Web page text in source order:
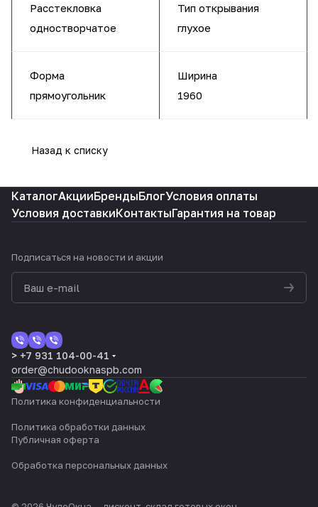
Расстекловка
одностворчатое
Тип открывания
глухое
Форма
прямоугольник
Ширина
1960
Назад к списку
КаталогАкцииБрендыБлогУсловия оплаты
Условия доставкиКонтактыГарантия на товар
Подписаться на новости и акции
> +7 931 104-00-41
order@chudooknaspb.com
Политика конфиденциальности
Политика обработки данных
Публичная оферта
Обработка персональных данных